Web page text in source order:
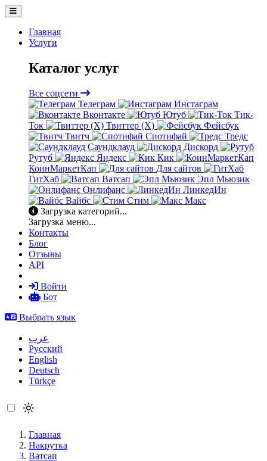
Главная
Услуги
Каталог услуг
Все соцсети
Телеграм
Инстаграм
Вконтакте
Ютуб
Тик-
Ток
Твиттер (X)
Фейсбук
Твитч
Спотифай
Тредс
Саундклауд
Дискорд
Рутуб
Яндекс
Кик
КоинМаркетКап
Для сайтов
ГитХаб
Ватсап
Эпл Мьюзик
Онлифанс
ЛинкедИн
Вайбс
Стим
Макс
Загрузка категорий...
Загрузка меню...
Контакты
Блог
Отзывы
API
Войти
Бот
Выбрать язык
عرب
Русский
English
Deutsch
Türkçe
Главная
Накрутка
Ватсап